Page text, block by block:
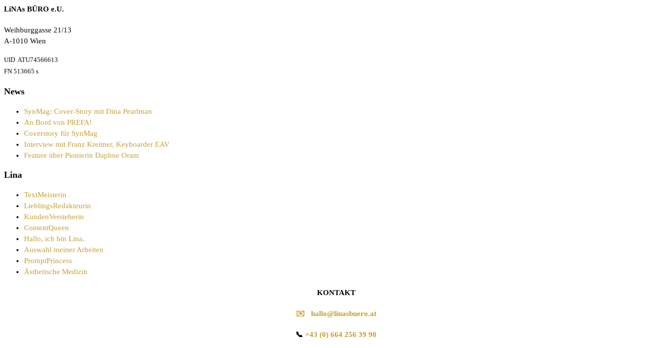
LiNAs BÜRO e.U.
Weihburggasse 21/13
A-1010 Wien
UID ATU74566613
FN 513665 s
News
SynMag: Cover-Story mit Dina Pearlman
An Bord von PREFA!
Coverstory für SynMag
Interview mit Franz Kreimer, Keyboarder EAV
Feature über Pionierin Daphne Oram
Lina
TextMeisterin
LieblingsRedakteurin
KundenVersteherin
ContentQueen
Hallo, ich bin Lina.
Auswahl meiner Arbeiten
PromptPrincess
Ästhetische Medizin
KONTAKT
✉️ hallo@linasbuero.at
📞 +43 (0) 664 256 39 90